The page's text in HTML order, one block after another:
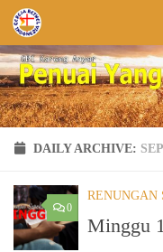
Skip to content
DAILY ARCHIVE:
0
RENUNGAN
Minggu